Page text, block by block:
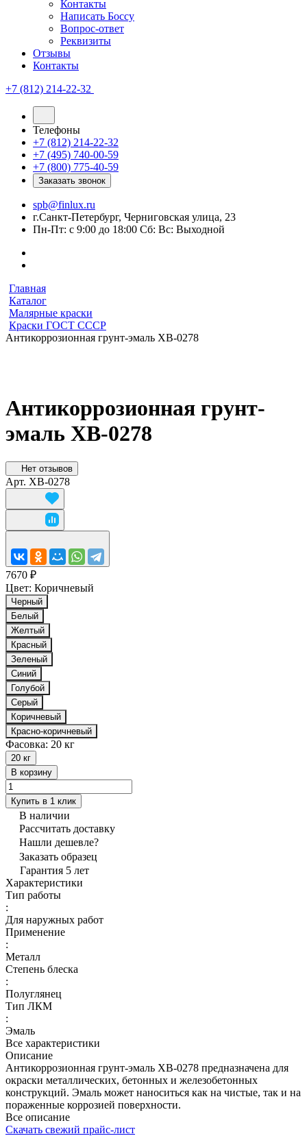
Контакты
Написать Боссу
Вопрос-ответ
Реквизиты
Отзывы
Контакты
+7 (812) 214-22-32
Телефоны
+7 (812) 214-22-32
+7 (495) 740-00-59
+7 (800) 775-40-59
Заказать звонок
spb@finlux.ru
г.Санкт-Петербург, Черниговская улица, 23
Пн-Пт: с 9:00 до 18:00 Сб: Вс: Выходной
Главная
Каталог
Малярные краски
Краски ГОСТ СССР
Антикоррозионная грунт-эмаль ХВ-0278
Антикоррозионная грунт-
эмаль ХВ-0278
Нет отзывов
Арт. ХВ-0278
7670 ₽
Цвет: Коричневый
Черный
Белый
Желтый
Красный
Зеленый
Синий
Голубой
Серый
Коричневый
Красно-коричневый
Фасовка: 20 кг
20 кг
В корзину
Купить в 1 клик
В наличии
Рассчитать доставку
Нашли дешевле?
Заказать образец
Гарантия 5 лет
Характеристики
Тип работы
:
Для наружных работ
Применение
:
Металл
Степень блеска
:
Полуглянец
Тип ЛКМ
:
Эмаль
Все характеристики
Описание
Антикоррозионная грунт-эмаль ХВ-0278 предназначена для
окраски металлических, бетонных и железобетонных
конструкций. Эмаль может наноситься как на чистые, так и на
пораженные коррозией поверхности.
Все описание
Скачать свежий прайс-лист